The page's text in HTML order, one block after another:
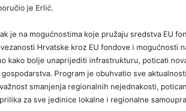
je Erlić.
je na mogućnostima koje pružaju sredstva EU
Hrvatske kroz EU fondove i mogućnosti
kako bolje unaprijediti infrastrukturu, poticati
Program je obuhvatio sve
smanjenja regionalnih nejednakosti,
za sve jedinice lokalne i regionalne